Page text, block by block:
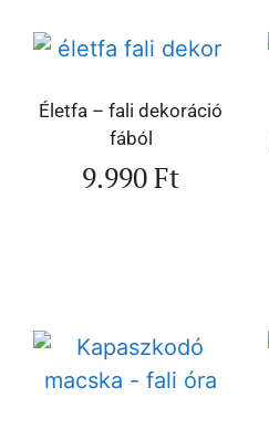
Életfa – fali dekoráció
fából
9.990Ft